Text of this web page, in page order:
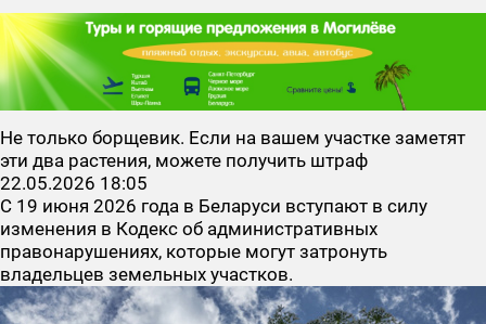
Не только борщевик. Если на вашем участке заметят
эти два растения, можете получить штраф
22.05.2026 18:05
С 19 июня 2026 года в Беларуси вступают в силу
изменения в Кодекс об административных
правонарушениях, которые могут затронуть
владельцев земельных участков.